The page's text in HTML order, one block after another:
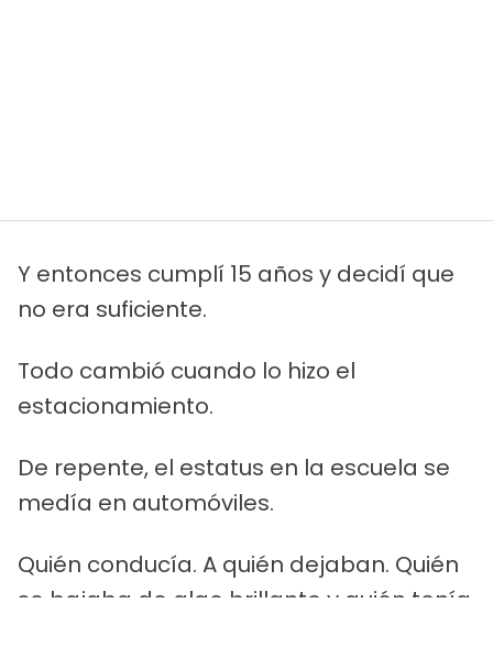
Y entonces cumplí 15 años y decidí que
no era suficiente.
Todo cambió cuando lo hizo el
estacionamiento.
De repente, el estatus en la escuela se
medía en automóviles.
Quién conducía. A quién dejaban. Quién
se bajaba de algo brillante y quién tenía